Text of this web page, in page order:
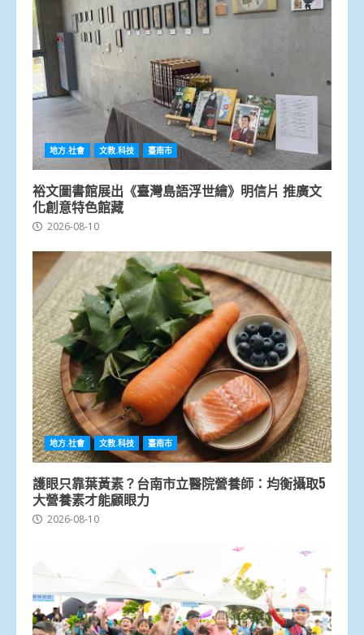
地方.社會 文教.科技 臺南市
裕文圖書館展出《臺灣島語浮世繪》明信片 推廣文
化創意特色館藏
2026-08-10
地方.社會 文教.科技 臺南市
護眼只靠葉黃素？台南市立醫院營養師：均衡攝取5
大營養素才能顧眼力
2026-08-10